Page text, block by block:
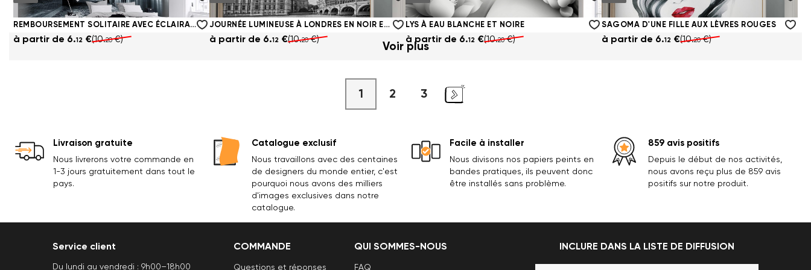
à partir de6.12€(10.20€) à partir de6.12€(10.20€) à partir de6. 12€(10. à partir de6. €(10.20 €)
REMBOURSEMENT SOLITAIRE AVEC ÉCLAIRAGE ET VUE DE LA VILLE
à partir de 6.12 €(10.20€)
JOURNÉE LUMINEUSE À LONDRES EN NOIR ET BLANC
à partir de 6.12 €(10.20€)
LYS À EAU BLANCHE ET NOIRE
à partir de 6.12 €(10.20€)
SAGOMA D'UNE FILLE AUX LÈVRES ROUGES
à partir de 6.12 €(10.20€)
Voir plus
1 2 3
Livraison gratuite
Nous livrerons votre commande en
1-3 jours gratuitement dans tout le
pays.
Catalogue exclusif
Nous travaillons avec des centaines
de designers du monde entier, c'est
pourquoi nous avons des milliers
d'images exclusives dans notre
catalogue.
Facile à installer
Nous divisons nos papiers peints en
bandes pratiques, ils peuvent donc
être installés sans problème.
859 avis positifs
Depuis le début de nos activités,
nous avons reçu plus de 859 avis
positifs sur notre produit.
Service client
Du lundi au vendredi : 9h00–18h00
COMMANDE
Questions et réponses
QUI SOMMES-NOUS
FAQ
INCLURE DANS LA LISTE DE DIFFUSION